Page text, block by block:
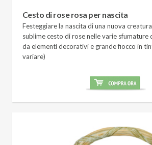
Cesto di rose rosa per nascita
Festeggiare la nascita di una nuova
sublime cesto di rose nelle varie sfumature
da elementi decorativi e grande fiocco in
variare)